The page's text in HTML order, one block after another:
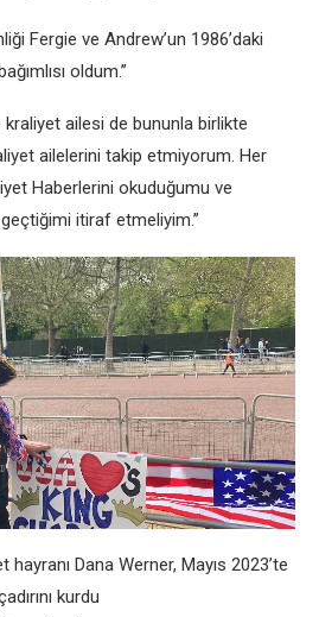
Fergie ve Andrew’un 1986’daki
oldum.”
kraliyet ailesi de bununla birlikte
ailelerini takip etmiyorum. Her
Haberlerini okuduğumu ve
itiraf etmeliyim.”
Dana Werner, Mayıs 2023’te
kurdu